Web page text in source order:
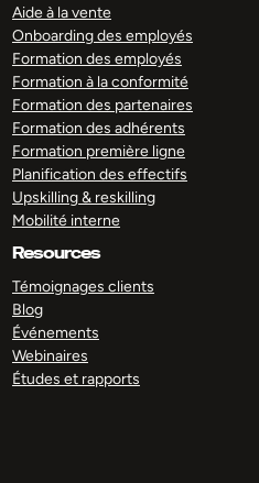
Aide à la vente
Onboarding des employés
Formation des employés
Formation à la conformité
Formation des partenaires
Formation des adhérents
Formation première ligne
Planification des effectifs
Upskilling & reskilling
Mobilité interne
Resources
Témoignages clients
Blog
Événements
Webinaires
Études et rapports